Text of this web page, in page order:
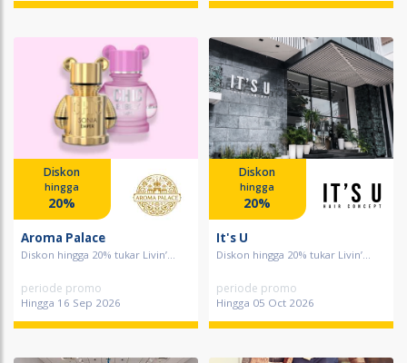
Diskon
hingga
20%
Aroma Palace
Diskon hingga 20% tukar Livin’...
periode promo
Hingga 16 Sep 2026
Diskon
hingga
20%
It's U
Diskon hingga 20% tukar Livin’...
periode promo
Hingga 05 Oct 2026